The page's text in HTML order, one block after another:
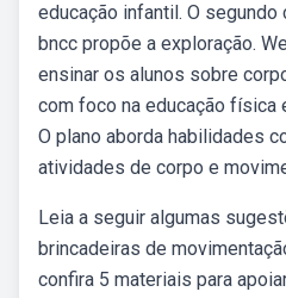
educação infantil. O
bncc propõe a exploração.
ensinar os alunos sobre
com foco na educação física
O plano aborda habilidades
atividades de corpo e
Leia a seguir algumas
brincadeiras de
confira 5 materiais para